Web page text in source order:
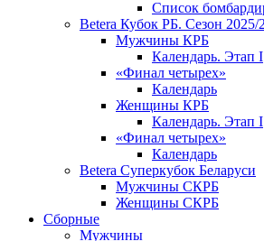
Список
Betera Кубок РБ. Сезон 2025/
Мужчины КРБ
Календарь. Этап I
«Финал четырех»
Календарь
Женщины КРБ
Календарь. Этап I
«Финал четырех»
Календарь
Betera Суперкубок Беларуси
Мужчины СКРБ
Женщины СКРБ
Сборные
Мужчины